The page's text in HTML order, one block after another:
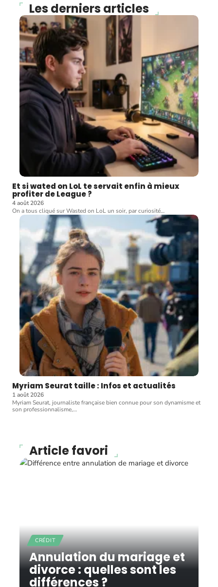
Les derniers articles
Et si wated on LoL te servait enfin à mieux
profiter de League ?
4 août 2026
On a tous cliqué sur Wasted on LoL un soir, par curiosité…
Myriam Seurat taille : Infos et actualités
1 août 2026
Myriam Seurat, journaliste française bien connue pour son dynamisme et
son professionnalisme,…
Article favori
CRÉDIT
Annulation du mariage et
divorce : quelles sont les
différences ?